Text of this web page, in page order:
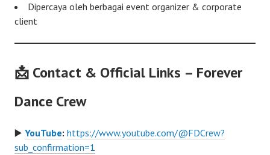
Dipercaya oleh berbagai event organizer & corporate
client
📩 Contact & Official Links – Forever
Dance Crew
▶️ YouTube: https://www.youtube.com/@FDCrew?
sub_confirmation=1